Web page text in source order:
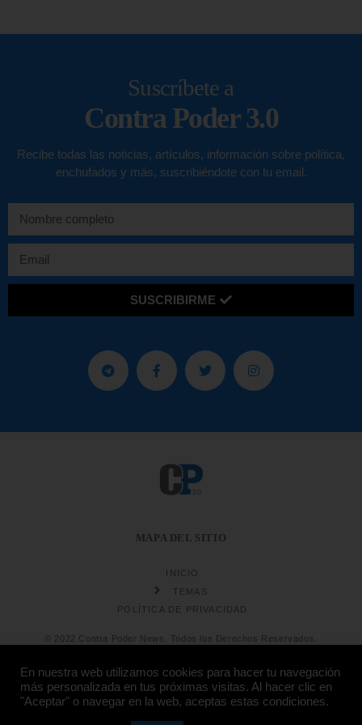
Suscríbete a
Contra Poder 3.0
Recibe todas las noticias, artículos, información sobre política,
enchufados y más, suscribiéndote con tu email.
SUSCRIBIRME
MAPA DEL SITIO
INICIO
TEMAS
POLÍTICA DE PRIVACIDAD
© 2022 Contra Poder News. Todos los Derechos Reservados.
En nuestra web utilizamos cookies para hacer tu navegación
más personalizada en tus próximas visitas. Al hacer clic en
"Aceptar" o navegar en la web, aceptas estas condiciones.